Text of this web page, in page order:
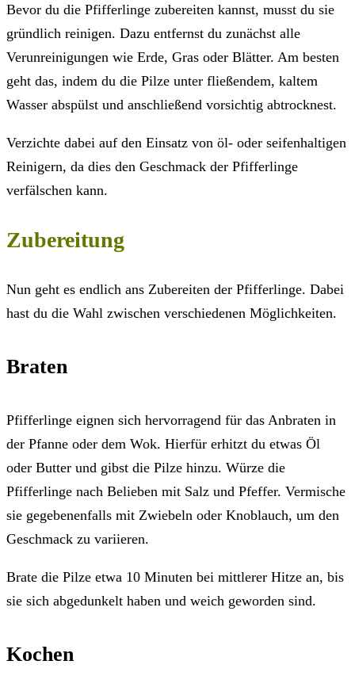
Bevor du die Pfifferlinge zubereiten kannst, musst du sie
gründlich reinigen. Dazu entfernst du zunächst alle
Verunreinigungen wie Erde, Gras oder Blätter. Am besten
geht das, indem du die Pilze unter fließendem, kaltem
Wasser abspülst und anschließend vorsichtig abtrocknest.
Verzichte dabei auf den Einsatz von öl- oder seifenhaltigen
Reinigern, da dies den Geschmack der Pfifferlinge
verfälschen kann.
Zubereitung
Nun geht es endlich ans Zubereiten der Pfifferlinge. Dabei
hast du die Wahl zwischen verschiedenen Möglichkeiten.
Braten
Pfifferlinge eignen sich hervorragend für das Anbraten in
der Pfanne oder dem Wok. Hierfür erhitzt du etwas Öl
oder Butter und gibst die Pilze hinzu. Würze die
Pfifferlinge nach Belieben mit Salz und Pfeffer. Vermische
sie gegebenenfalls mit Zwiebeln oder Knoblauch, um den
Geschmack zu variieren.
Brate die Pilze etwa 10 Minuten bei mittlerer Hitze an, bis
sie sich abgedunkelt haben und weich geworden sind.
Kochen